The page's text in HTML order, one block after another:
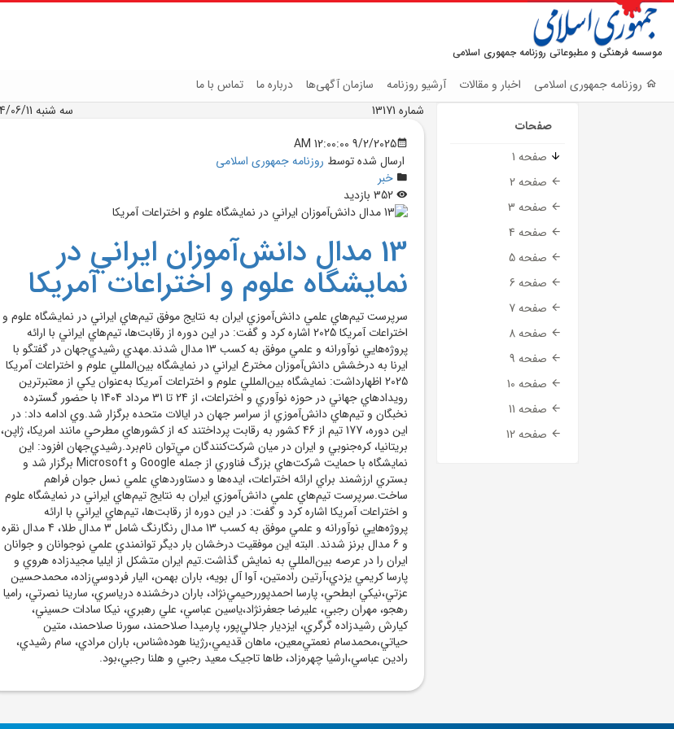
موسسه فرهنگی و مطبوعاتی روزنامه جمهوری اسلامی
روزنامه جمهوری اسلامی اخبار و مقالات آرشیو روزنامه سازمان آگهی‌ها درباره ما تماس با ما
صفحات
صفحه 1
صفحه 2
صفحه 3
صفحه 4
صفحه 5
صفحه 6
صفحه 7
صفحه 8
صفحه 9
صفحه 10
صفحه 11
صفحه 12
شماره 13171
سه شنبه 1404/06/11
9/2/2025 12:00:00 AM
ارسال شده توسط روزنامه جمهوری اسلامی
خبر
13 مدال دانش‌آموزان ايراني در
نمايشگاه علوم و اختراعات آمريکا
سرپرست تيم‌هاي علمي دانش‌آموزي ايران به نتايج موفق تيم‌هاي ايراني در نمايشگاه علوم و
اختراعات آمريکا 2025 اشاره کرد و گفت: در اين دوره از رقابت‌ها، تيم‌هاي ايراني با ارائه
پروژه‌هايي نوآورانه و علمي موفق به کسب 13 مدال شدند.مهدي رشيدي‌جهان در گفتگو با
ايرنا به درخشش دانش‌آموزان مخترع ايراني در نمايشگاه بين‌المللي علوم و اختراعات آمريکا
2025 اظهارداشت: نمايشگاه بين‌المللي علوم و اختراعات آمريکا به‌عنوان يکي از معتبرترين
رويدادهاي جهاني در حوزه نوآوري و اختراعات، از 24 تا 31 مرداد 1404 با حضور گسترده
نخبگان و تيم‌هاي دانش‌آموزي از سراسر جهان در ايالات متحده برگزار شد.وي ادامه داد: در
اين دوره، 177 تيم از 46 کشور به رقابت پرداختند که از کشورهاي مطرحي مانند امريکا، ژاپن،
بريتانيا، کره‌جنوبي و ايران در ميان شرکت‌کنندگان مي‌توان نام‌برد.رشيدي‌جهان افزود: اين
نمايشگاه با حمايت شرکت‌هاي بزرگ فناوري از جمله Google و Microsoft برگزار شد و
بستري ارزشمند براي ارائه اختراعات، ايده‌ها و دستاوردهاي علمي نسل جوان فراهم
ساخت.سرپرست تيم‌هاي علمي دانش‌آموزي ايران به نتايج تيم‌هاي ايراني در نمايشگاه علوم
و اختراعات آمريکا اشاره کرد و گفت: در اين دوره از رقابت‌ها، تيم‌هاي ايراني با ارائه
پروژه‌هايي نوآورانه و علمي موفق به کسب 13 مدال رنگارنگ شامل 3 مدال طلا، 4 مدال نقره
و 6 مدال برنز شدند. البته اين موفقيت درخشان بار ديگر توانمندي علمي نوجوانان و جوانان
ايران را در عرصه بين‌المللي به نمايش گذاشت.تيم ايران متشکل از ايليا مجيدزاده هروي و
پارسا کريمي يزدي،آرتين رادمتين، آوا آل بويه، باران بهمن، اليار فردوسي‌زاده، محمدحسين
عزتي،نيکي ابطحي، پارسا احمدپوررحيمي‌نژاد، باران درخشنده درياسري، سارينا نصرتي، راميا
رهجو، مهران رجبي، عليرضا جعفرنژاد،ياسين عباسي، علي رهبري، نيکا سادات حسيني،
کيارش رشيدزاده گرگري، ايزديار جلالي‌پور، پارميدا صلاحمند، سورنا صلاحمند، متين
حياتي،محمدسام نعمتي‌معين، ماهان قديمي،رژينا هوده‌شناس، باران مرادي، سام رشيدي،
رادين عباسي،ارشيا چهره‌زاد، طاها تاجيک معيد رجبي و هلنا رجبي،بود.